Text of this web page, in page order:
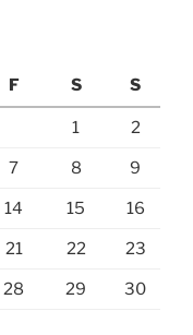
F S S
1 2
7 8 9
14 15 16
21 22 23
28 29 30